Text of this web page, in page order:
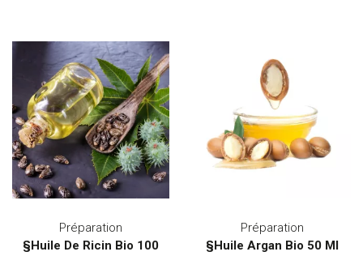
Préparation
§Huile De Ricin Bio 100
Préparation
§Huile Argan Bio 50 Ml